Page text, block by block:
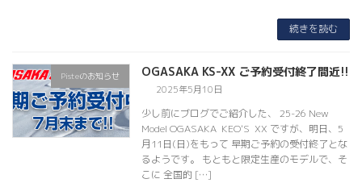
続きを読む
Pisteのお知らせ OGASAKA KS-XX ご予約受付終了間近!!
2025年5月10日
少し前にブログでご紹介した、 25-26 New
Model OGASAKA KEO'S XX ですが、明日、5
月11日(日)をもって 早期ご予約の受付終了とな
るようです。 もともと限定生産のモデルで、そ
こに 全国的 […]